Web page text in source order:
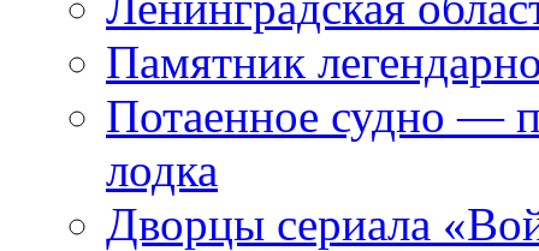
Памятник
Потаенное судно —
лодка
Дворцы сериала